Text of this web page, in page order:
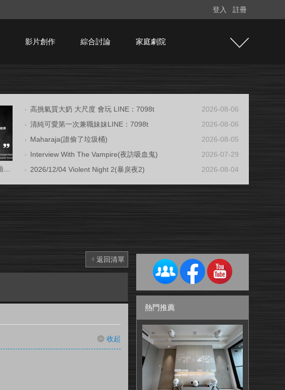
登入 註冊
影片創作 綜合討論 家庭劇院
高挑氣質大奶 大尺度 會玩 LINE：7098t
2026-08-06
清純可愛第一次兼職妹妹LINE：7098t
2026-08-06
Maharaja(誰偷了垃圾桶)
2026-08-05
Interview With The Vampire(夜訪吸血鬼)
2026-07-29
2026/12/04 Violent Night 2(暴戾夜2)
2026-08-04
返回清單
收起
熱門推薦